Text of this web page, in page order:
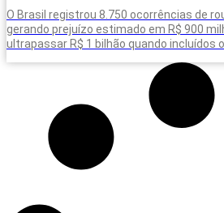
O Brasil registrou 8.750 ocorrências de
gerando prejuízo estimado em R$ 900
ultrapassar R$ 1 bilhão quando incluídos